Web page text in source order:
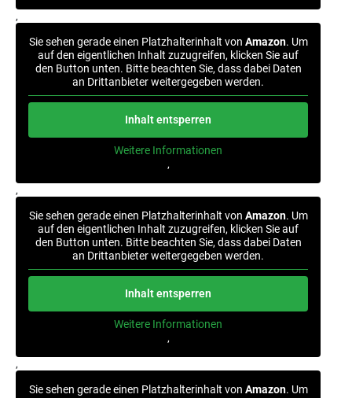
‚
Sie sehen gerade einen Platzhalterinhalt von Amazon. Um
auf den eigentlichen Inhalt zuzugreifen, klicken Sie auf
den Button unten. Bitte beachten Sie, dass dabei Daten
an Drittanbieter weitergegeben werden.
Inhalt entsperren
Weitere Informationen
‚
‚
Sie sehen gerade einen Platzhalterinhalt von Amazon. Um
auf den eigentlichen Inhalt zuzugreifen, klicken Sie auf
den Button unten. Bitte beachten Sie, dass dabei Daten
an Drittanbieter weitergegeben werden.
Inhalt entsperren
Weitere Informationen
‚
‚
Sie sehen gerade einen Platzhalterinhalt von Amazon. Um